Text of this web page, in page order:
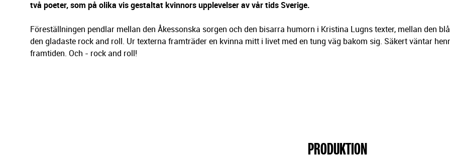
e
i
n
två poeter, som på olika vis gestaltat kvinnors upplevelser av vår tids Sverige.
Föreställningen pendlar mellan den Åkessonska sorgen och den bisarra humorn i Kristina Lugns texter, mellan den
den gladaste rock and roll. Ur texterna framträder en kvinna mitt i livet med en tung väg bakom sig. Säkert väntar
framtiden. Och - rock and roll!
PRODUKTION